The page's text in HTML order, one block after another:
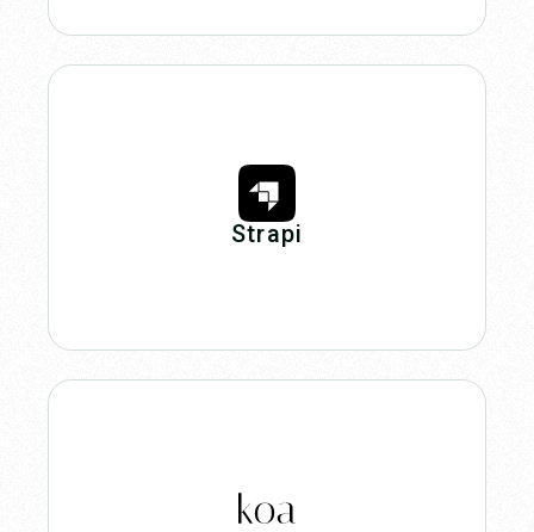
Strapi